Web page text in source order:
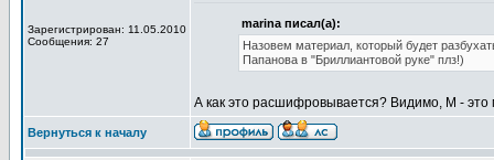
Зарегистрирован: 11.05.2010
Сообщения: 27
marina писал(а):
Назовем материал, который будет
Папанова в "Бриллиантовой руке" плз!)
А как это расшифровывается? Видимо, М -
Вернуться к началу